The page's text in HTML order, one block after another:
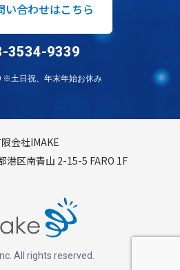
い合わせはこちら
3534-9339
※土日祝、年末年始お休み
会社IMAKE
港区南青山 2-15-5 FARO 1F
All rights reserved.